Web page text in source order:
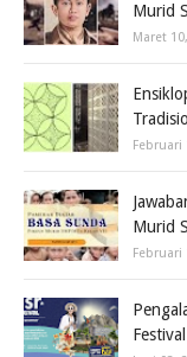
Murid
Maret
Februari
Murid
Februari